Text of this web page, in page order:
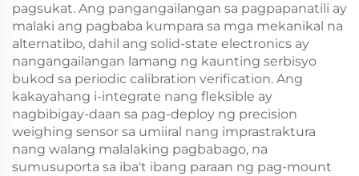
pagsukat. Ang pangangailangan sa pagpapanatili ay
malaki ang pagbaba kumpara sa mga mekanikal na
alternatibo, dahil ang solid-state electronics ay
nangangailangan lamang ng kaunting serbisyo
bukod sa periodic calibration verification. Ang
kakayahang i-integrate nang fleksible ay
nagbibigay-daan sa pag-deploy ng precision
weighing sensor sa umiiral nang imprastraktura
nang walang malalaking pagbabago, na
sumusuporta sa iba't ibang paraan ng pag-mount